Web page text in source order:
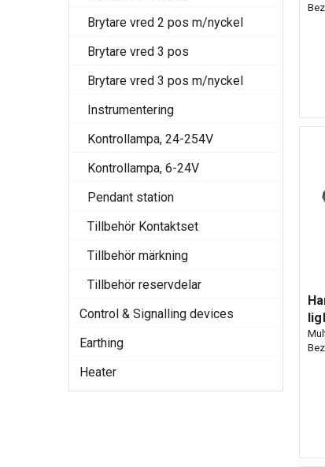
Brytare vred 2 pos m/nyckel
Brytare vred 3 pos
Brytare vred 3 pos m/nyckel
Instrumentering
Kontrollampa, 24-254V
Kontrollampa, 6-24V
Pendant station
Tillbehör Kontaktset
Tillbehör märkning
Tillbehör reservdelar
Control & Signalling devices
Earthing
Heater